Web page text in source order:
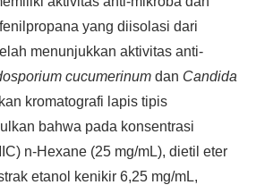
yang diisolasi dari
menunjukkan aktivitas anti-
cucumerinum dan Candida
kromatografi lapis tipis
bahwa pada konsentrasi
n-Hexane (25 mg/mL), dietil eter
etanol kenikir 6,25 mg/mL,